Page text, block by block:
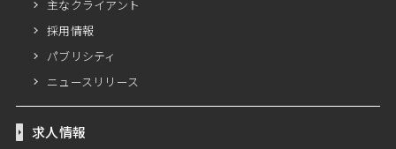
主なクライアント
採用情報
パブリシティ
ニュースリリース
求人情報